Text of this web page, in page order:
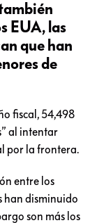
EUA, las
que han
de
fiscal, 54,498
al intentar
por la frontera.
entre los
han disminuido
son más los